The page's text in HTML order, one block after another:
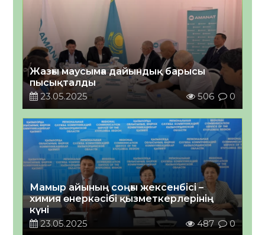
Жазғы маусымға дайындық барысы
пысықталды
23.05.2025
506 0
Мамыр айының соңғы жексенбісі –
химия өнеркәсібі қызметкерлерінің
күні
23.05.2025
487 0